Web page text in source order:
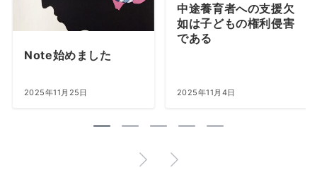
Note始めました
2025年11月25日
中途養育者への支援欠
如は子どもの権利侵害
である
2025年11月4日